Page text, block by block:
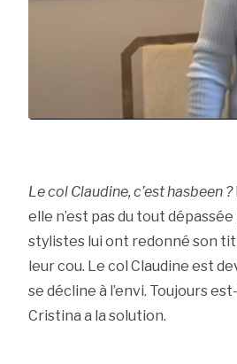
Le col Claudine, c’est hasbeen ?
elle n’est pas du tout
stylistes lui ont redonné son
leur cou. Le col Claudine est
se décline à l’envi. Toujours
Cristina a la solution.